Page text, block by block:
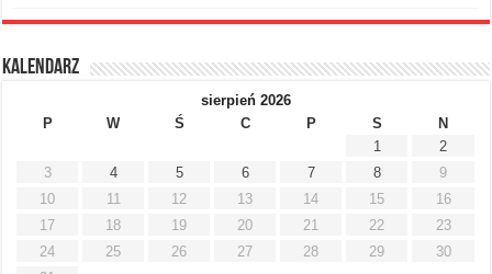
Kalendarz
sierpień 2026
P
W Ś C P S
N
1
2
3
4 5 6 7 8
9
10
11 12 13 14 15
16
17
18 19 20 21 22
23
24
25 26 27 28 29
30